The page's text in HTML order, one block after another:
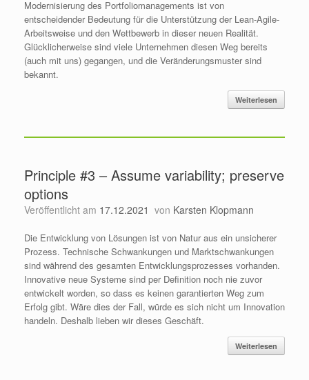
Modernisierung des Portfoliomanagements ist von
entscheidender Bedeutung für die Unterstützung der Lean-Agile-
Arbeitsweise und den Wettbewerb in dieser neuen Realität.
Glücklicherweise sind viele Unternehmen diesen Weg bereits
(auch mit uns) gegangen, und die Veränderungsmuster sind
bekannt.
Weiterlesen
Principle #3 – Assume variability; preserve
options
Veröffentlicht am 17.12.2021 von Karsten Klopmann
Die Entwicklung von Lösungen ist von Natur aus ein unsicherer
Prozess. Technische Schwankungen und Marktschwankungen
sind während des gesamten Entwicklungsprozesses vorhanden.
Innovative neue Systeme sind per Definition noch nie zuvor
entwickelt worden, so dass es keinen garantierten Weg zum
Erfolg gibt. Wäre dies der Fall, würde es sich nicht um Innovation
handeln. Deshalb lieben wir dieses Geschäft.
Weiterlesen